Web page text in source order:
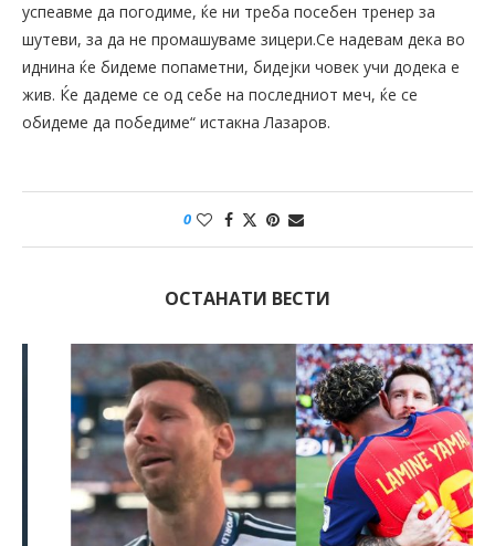
успеавме да погодиме, ќе ни треба посебен тренер за
шутеви, за да не промашуваме зицери.Се надевам дека во
иднина ќе бидеме попаметни, бидејки човек учи додека е
жив. Ќе дадеме се од себе на последниот меч, ќе се
обидеме да победиме“ истакна Лазаров.
0
ОСТАНАТИ ВЕСТИ